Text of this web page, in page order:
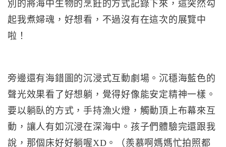
別的將海中生物的烹飪的方式記錄下來，這突然勾
起我煮婦魂，好想看，不過沒有在這次的展覽中
啦！
旁邊還有海錯圖的沉浸式互動劇場。沉穩海藍色的
聲光效果看了好想躺，覺得好像能安定精神一樣。
要以躺臥的方式，手持漁火燈，觸動頂上布幕來互
動，讓人有如沉浸在深海中。孩子們體驗完還跟我
說，那個床好好躺喔XD。（羨慕啊媽媽忙拍照都